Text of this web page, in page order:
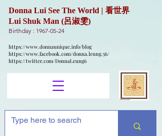
Donna Lui See The World | 看世界
Lui Shuk Man (呂淑雯)
Birthday : 1967-05-24
https://www.donnaunique.info/blog
https://www.facebook.com/donna.leung.56/
https://twitter.com/DonnaLeung6